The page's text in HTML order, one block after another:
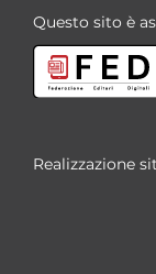
Questo sito è
Realizzazione